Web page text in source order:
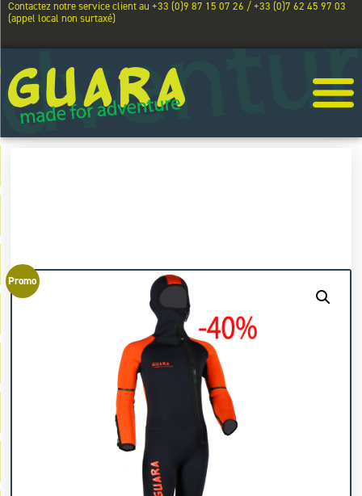
Contactez notre service client au +33 (0)9 87 15 07 26 / +33 (0)7 62 45 97 03
(appel local non surtaxé)
Promo